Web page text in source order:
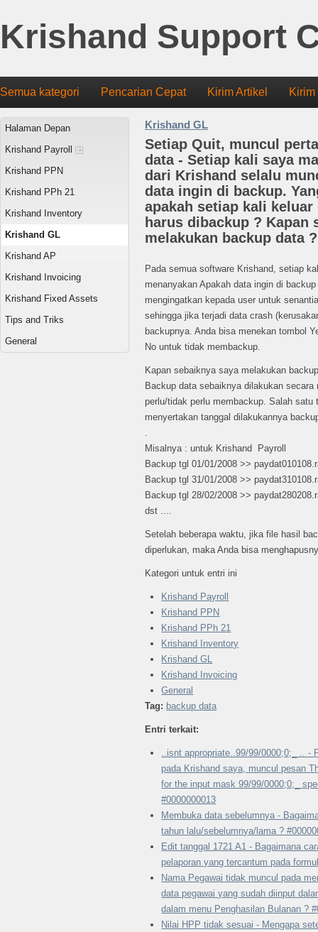
Krishand Support
Semua kategori Pencarian Cepat Kirim Artikel
Halaman Depan
Krishand Payroll
Krishand PPN
Krishand PPh 21
Krishand Inventory
Krishand GL
Krishand AP
Krishand Invoicing
Krishand Fixed Assets
Tips and Triks
General
Krishand GL
Setiap Quit, muncul
data - Setiap kali saya
dari Krishand selalu
data ingin di backup.
apakah setiap kali
harus dibackup ? Kapan
melakukan backup data
Pada semua software Krishand, setiap
menanyakan Apakah data ingin di
mengingatkan kepada user untuk
sehingga jika terjadi data crash
backupnya. Anda bisa menekan tombol
No untuk tidak membackup.
Kapan sebaiknya saya melakukan
Backup data sebaiknya dilakukan
perlu/tidak perlu membackup. Salah
menyertakan tanggal dilakukannya
Misalnya : untuk Krishand Payroll
Backup tgl 01/01/2008 >>
Backup tgl 31/01/2008 >>
Backup tgl 28/02/2008 >>
dst ....
Setelah beberapa waktu, jika file hasil
diperlukan, maka Anda bisa
Kategori untuk entri ini
Krishand Payroll
Krishand PPN
Krishand PPh 21
Krishand Inventory
Krishand GL
Krishand Invoicing
General
Tag: backup data
Entri terkait:
..isnt appropriate..99/99/0000;0;_ ..
pada Krishand saya, muncul pesan
for the input mask 99/99/0000;0;_
#0000000013
Membuka data sebelumnya -
tahun lalu/sebelumnya/lama ?
Edit tanggal 1721 A1 - Bagaimana
pelaporan yang tercantum pada
Nama Pegawai tidak muncul pada
data pegawai yang sudah diinput
dalam menu Penghasilan Bulanan ?
Nilai HPP tidak sesuai - Mengapa